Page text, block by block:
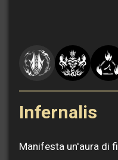
Infernalis
Manifesta un'aura di